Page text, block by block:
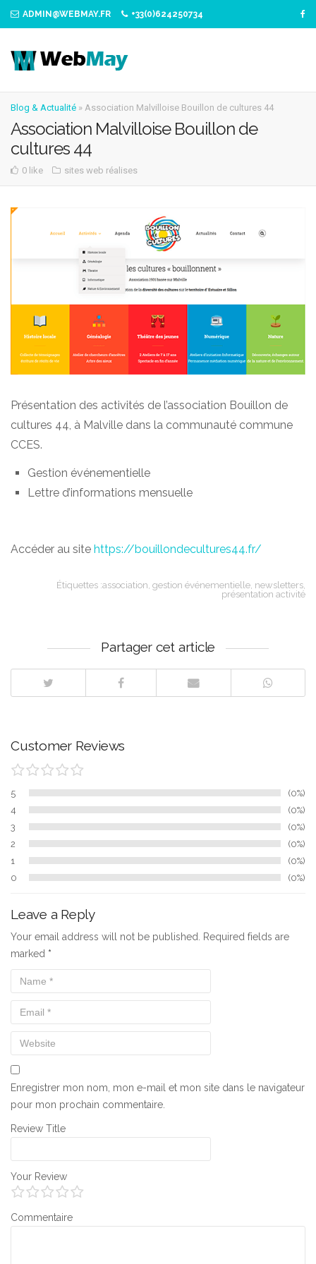
ADMIN@WEBMAY.FR +33(0)624250734
Blog & Actualité » Association Malvilloise Bouillon de cultures 44
Association Malvilloise Bouillon de
cultures 44
0 like sites web réalises
Présentation des activités de l’association Bouillon de
cultures 44, à Malville dans la communauté commune
CCES.
Gestion événementielle
Lettre d’informations mensuelle
Accéder au site https://bouillondecultures44.fr/
Étiquettes :association, gestion événementielle, newsletters,
présentation activité
Partager cet article
Customer Reviews
5
0%
4
0%
3
0%
2
0%
1
0%
0
0%
Leave a Reply
Your email address will not be published. Required fields are
marked *
Enregistrer mon nom, mon e-mail et mon site dans le navigateur
pour mon prochain commentaire.
Review Title
Your Review
Commentaire